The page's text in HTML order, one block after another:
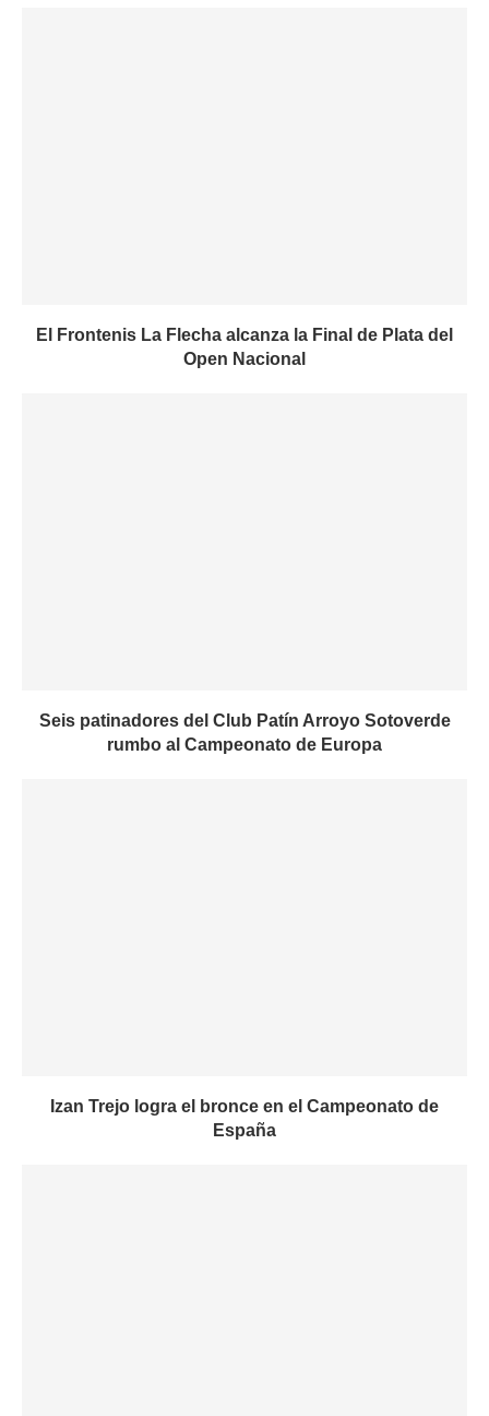
El Frontenis La Flecha alcanza la Final de Plata del
Open Nacional
Seis patinadores del Club Patín Arroyo Sotoverde
rumbo al Campeonato de Europa
Izan Trejo logra el bronce en el Campeonato de
España